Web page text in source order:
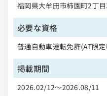
福岡県大牟田市柿園町2丁
必要な資格
普通自動車運転免許(AT限
掲載期間
2026.02/12〜2026.08/11